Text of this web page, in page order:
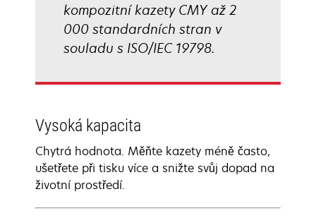
kompozitní kazety CMY až 2
000 standardních stran v
souladu s ISO/IEC 19798.
Vysoká kapacita
Chytrá hodnota. Měňte kazety méně často,
ušetřete při tisku více a snižte svůj dopad na
životní prostředí.